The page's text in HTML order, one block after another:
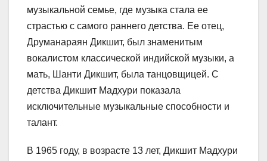
музыкальной семье, где музыка стала ее
страстью с самого раннего детства. Ее отец,
Друманараян Дикшит, был знаменитым
вокалистом классической индийской музыки, а
мать, Шанти Дикшит, была танцовщицей. С
детства Дикшит Мадхури показала
исключительные музыкальные способности и
талант.
В 1965 году, в возрасте 13 лет, Дикшит Мадхури